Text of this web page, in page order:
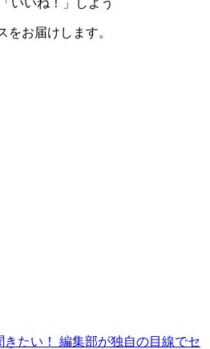
いいね！」しよう
をお届けします。
たい！ 編集部が独自の目線でセ